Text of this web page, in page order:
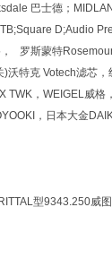
巴士德；
D;Audio
罗斯蒙特
特克 Votech滤芯
，WEIGEL威格
，日本大金
型9343.250威